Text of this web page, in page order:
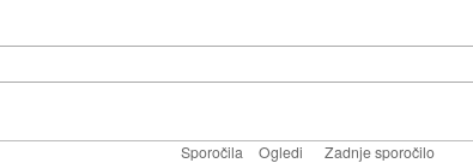
Sporočila Ogledi Zadnje sporočilo